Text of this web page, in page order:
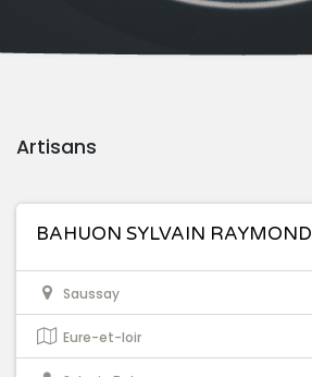
Artisans
BAHUON SYLVAIN RAYMOND
Saussay
Eure-et-loir